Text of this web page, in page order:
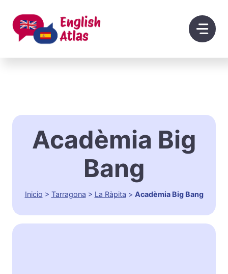
contenido
Acadèmia Big
Bang
Inicio > Tarragona > La Ràpita > Acadèmia Big Bang